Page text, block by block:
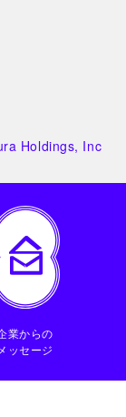
Holdings, Inc
業からの
メッセージ